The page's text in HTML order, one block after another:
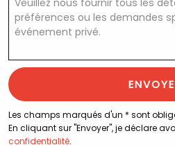
Les champs marqués d'un * sont
En cliquant sur "Envoyer", je déclare
confidentialité.